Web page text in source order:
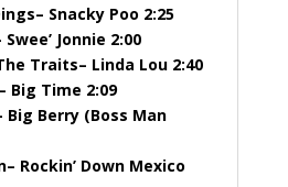
Snacky Poo 2:25
Jonnie 2:00
Traits– Linda Lou 2:40
Big Time 2:09
Big Berry (Boss Man
Rockin’ Down Mexico